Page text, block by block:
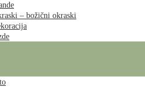
– božični okraski